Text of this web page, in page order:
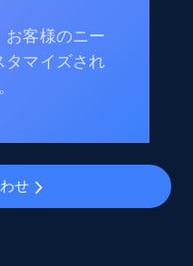
お客様のニー
タマイズされ
せ